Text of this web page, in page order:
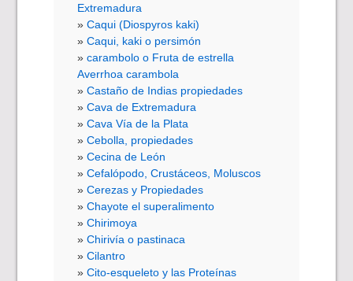
Extremadura
Caqui (Diospyros kaki)
Caqui, kaki o persimón
carambolo o Fruta de estrella
Averrhoa carambola
Castaño de Indias propiedades
Cava de Extremadura
Cava Vía de la Plata
Cebolla, propiedades
Cecina de León
Cefalópodo, Crustáceos, Moluscos
Cerezas y Propiedades
Chayote el superalimento
Chirimoya
Chirivía o pastinaca
Cilantro
Cito-esqueleto y las Proteínas